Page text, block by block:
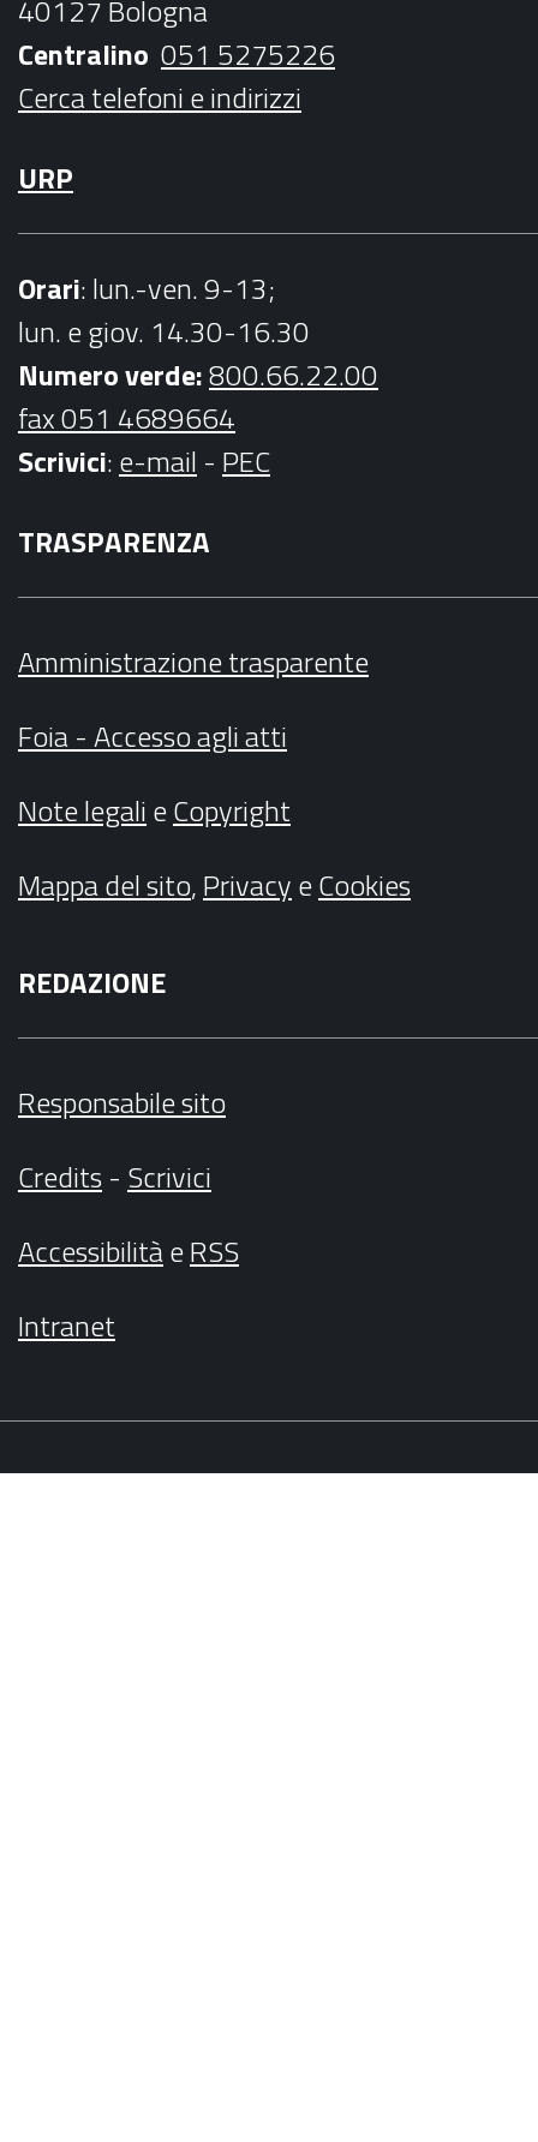
k
a
m
40127 Bologna
Centralino 051 5275226
Cerca telefoni e indirizzi
URP
Orari: lun.-ven. 9-13;
lun. e giov. 14.30-16.30
Numero verde:800.66.22.00
fax 051 4689664
Scrivici:e-mail - PEC
TRASPARENZA
Amministrazione trasparente
Foia - Accesso agli atti
Note legalieCopyright
Mappa del sito,PrivacyeCookies
REDAZIONE
Responsabile sito
Credits- Scrivici
AccessibilitàeRSS
Intranet